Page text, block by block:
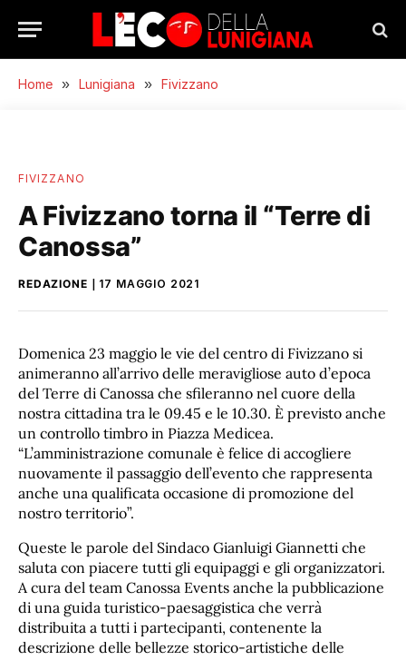
Home » Lunigiana » Fivizzano
FIVIZZANO
A Fivizzano torna il “Terre di
Canossa”
REDAZIONE 17 MAGGIO 2021
Domenica 23 maggio le vie del centro di Fivizzano si
animeranno all’arrivo delle meravigliose auto d’epoca
del Terre di Canossa che sfileranno nel cuore della
nostra cittadina tra le 09.45 e le 10.30. È previsto anche
un controllo timbro in Piazza Medicea.
“L’amministrazione comunale è felice di accogliere
nuovamente il passaggio dell’evento che rappresenta
anche una qualificata occasione di promozione del
nostro territorio”.
Queste le parole del Sindaco Gianluigi Giannetti che
saluta con piacere tutti gli equipaggi e gli organizzatori.
A cura del team Canossa Events anche la pubblicazione
di una guida turistico-paesaggistica che verrà
distribuita a tutti i partecipanti, contenente la
descrizione delle bellezze storico-artistiche delle